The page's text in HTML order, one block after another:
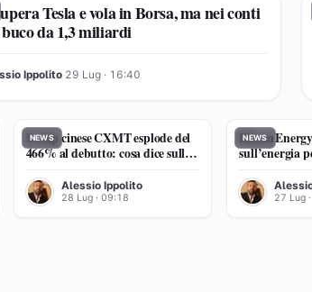
Tesla e vola in Borsa, ma nei conti
buco da 1,3 miliardi
Ippolito·29 Lug · 16:40
NEWS
Il chip cinese CXMT esplode del
466% al debutto: cosa dice sulla
AI Alessio Ippolito
28 Lug · 09:18
NEWS
Bloom
sull’energia
AI
27 Lug